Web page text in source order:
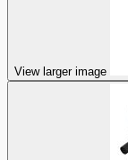
View larger image